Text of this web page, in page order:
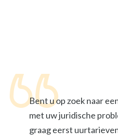
Bent u op zoek naar
met uw juridische
graag eerst